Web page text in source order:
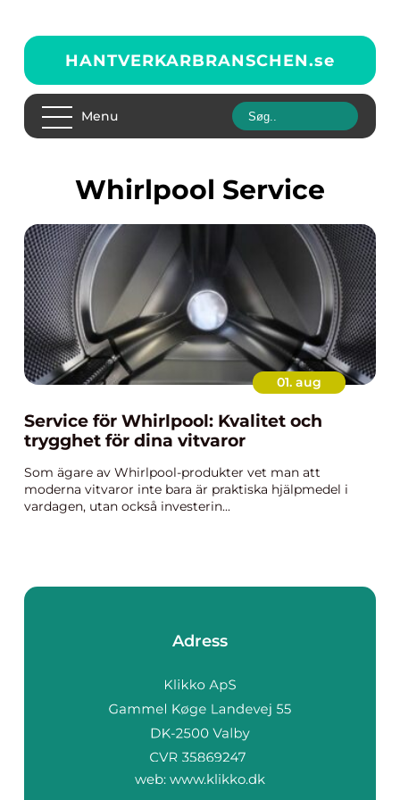
HANTVERKARBRANSCHEN.se
Menu
Whirlpool Service
01. aug
Service för Whirlpool: Kvalitet och
trygghet för dina vitvaror
Som ägare av Whirlpool-produkter vet man att
moderna vitvaror inte bara är praktiska hjälpmedel i
vardagen, utan också investerin...
Adress
web: www.klikko.dk